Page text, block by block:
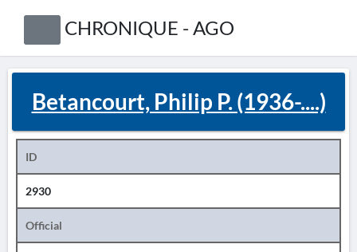
CHRONIQUE - AGO
Betancourt, Philip P. (1936-....)
ID
2930
Official